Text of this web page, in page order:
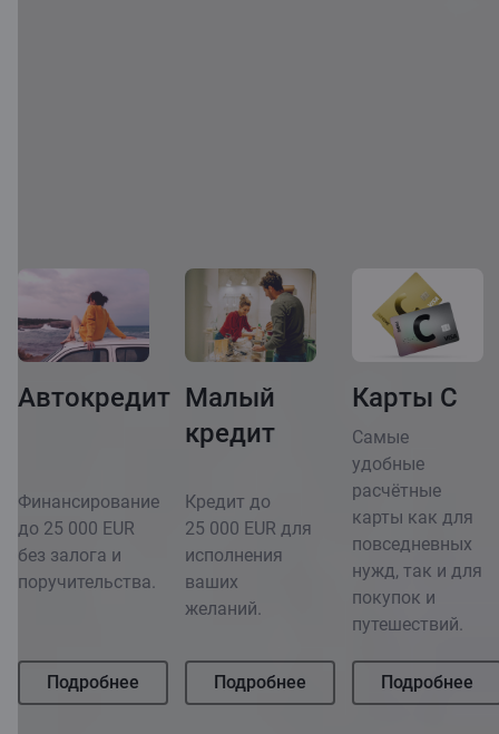
Автокредит
Финансирование
до 25 000 EUR
без залога и
поручительства.
Подробнее
Малый
кредит
Кредит до
25 000 EUR для
исполнения
ваших
желаний.
Подробнее
Карты C
Самые
удобные
расчётные
карты как для
повседневных
нужд, так и для
покупок и
путешествий.
Подробнее